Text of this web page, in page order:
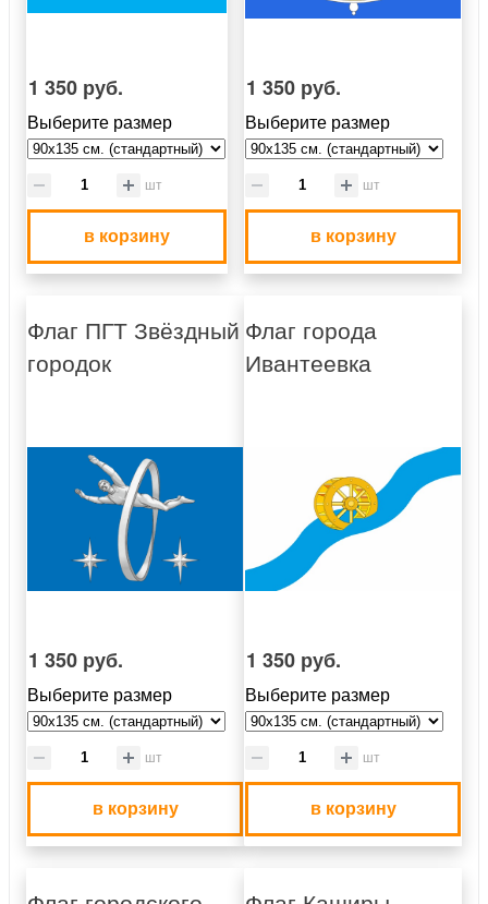
1 350 руб.
Выберите размер
шт
в корзину
1 350 руб.
Выберите размер
шт
в корзину
Флаг ПГТ Звёздный
городок
1 350 руб.
Выберите размер
шт
в корзину
Флаг города
Ивантеевка
1 350 руб.
Выберите размер
шт
в корзину